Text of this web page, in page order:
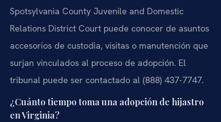
Spotsylvania County Juvenile and Domestic
Relations District Court puede conocer de asuntos
accesorios de custodia, visitas o manutención que
surjan vinculados al proceso de adopción. El
tribunal puede ser contactado al (888) 437-7747.
¿Cuánto tiempo toma una adopción de hijastro
en Virginia?